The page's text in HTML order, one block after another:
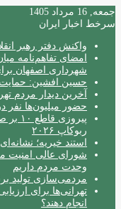
جمعه, 16 مرداد 1405
سرخط اخبار ایران
واکنش دفتر رهبر
امضای تفاهم‌نامه
شهرداری اصفهان
حسین افشین: حمایت
آخرین دیدار مردم
حضور میلیون‌ها نفر
ربوکاپ ۲۰۲۶
استند خیریه؛
شورای عالی امنیت
وحدت مردم داریم
مردمی‌سازی تولید
تهرانی‌ها برای
انجام دهند؟